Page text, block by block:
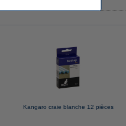
Kangaro craie blanche 12 pièces